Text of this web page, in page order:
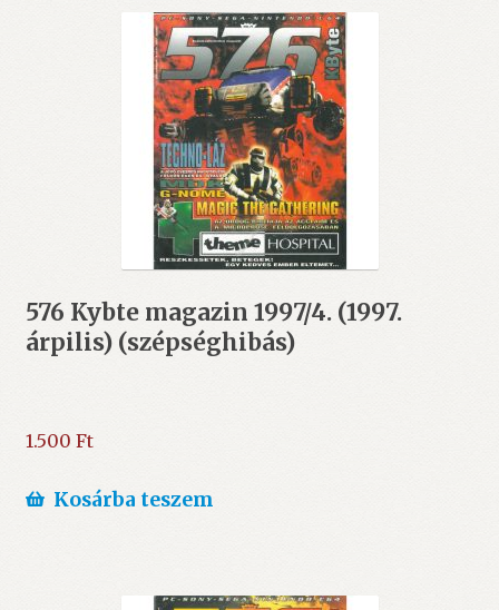
576 Kybte magazin 1997/4. (1997.
árpilis) (szépséghibás)
1.500 Ft
Kosárba teszem